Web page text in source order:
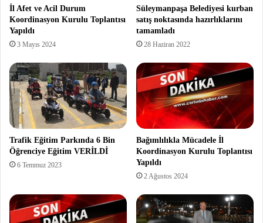
İl Afet ve Acil Durum
Koordinasyon Kurulu Toplantısı
Yapıldı
3 Mayıs 2024
Süleymanpaşa Belediyesi kurban
satış noktasında hazırlıklarını
tamamladı
28 Haziran 2022
Trafik Eğitim Parkında 6 Bin
Öğrenciye Eğitim VERİLDİ
6 Temmuz 2023
Bağımlılıkla Mücadele İl
Koordinasyon Kurulu Toplantısı
Yapıldı
2 Ağustos 2024